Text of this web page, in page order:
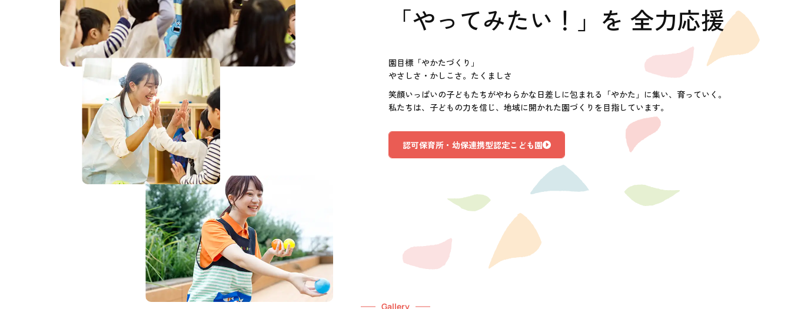
「やってみたい！」を 全力応援
園目標「やかたづくり」
やさしさ・かしこさ。たくましさ
笑顔いっぱいの子どもたちがやわらかな日差しに包まれる「やかた」に集い、育っていく。
私たちは、子どもの力を信じ、地域に開かれた園づくりを目指しています。
認可保育所・幼保連携型認定こども園
Gallery